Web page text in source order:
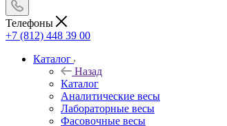
Телефоны
+7 (812) 448 39 00
Каталог
Назад
Каталог
Аналитические весы
Лабораторные весы
Фасовочные весы